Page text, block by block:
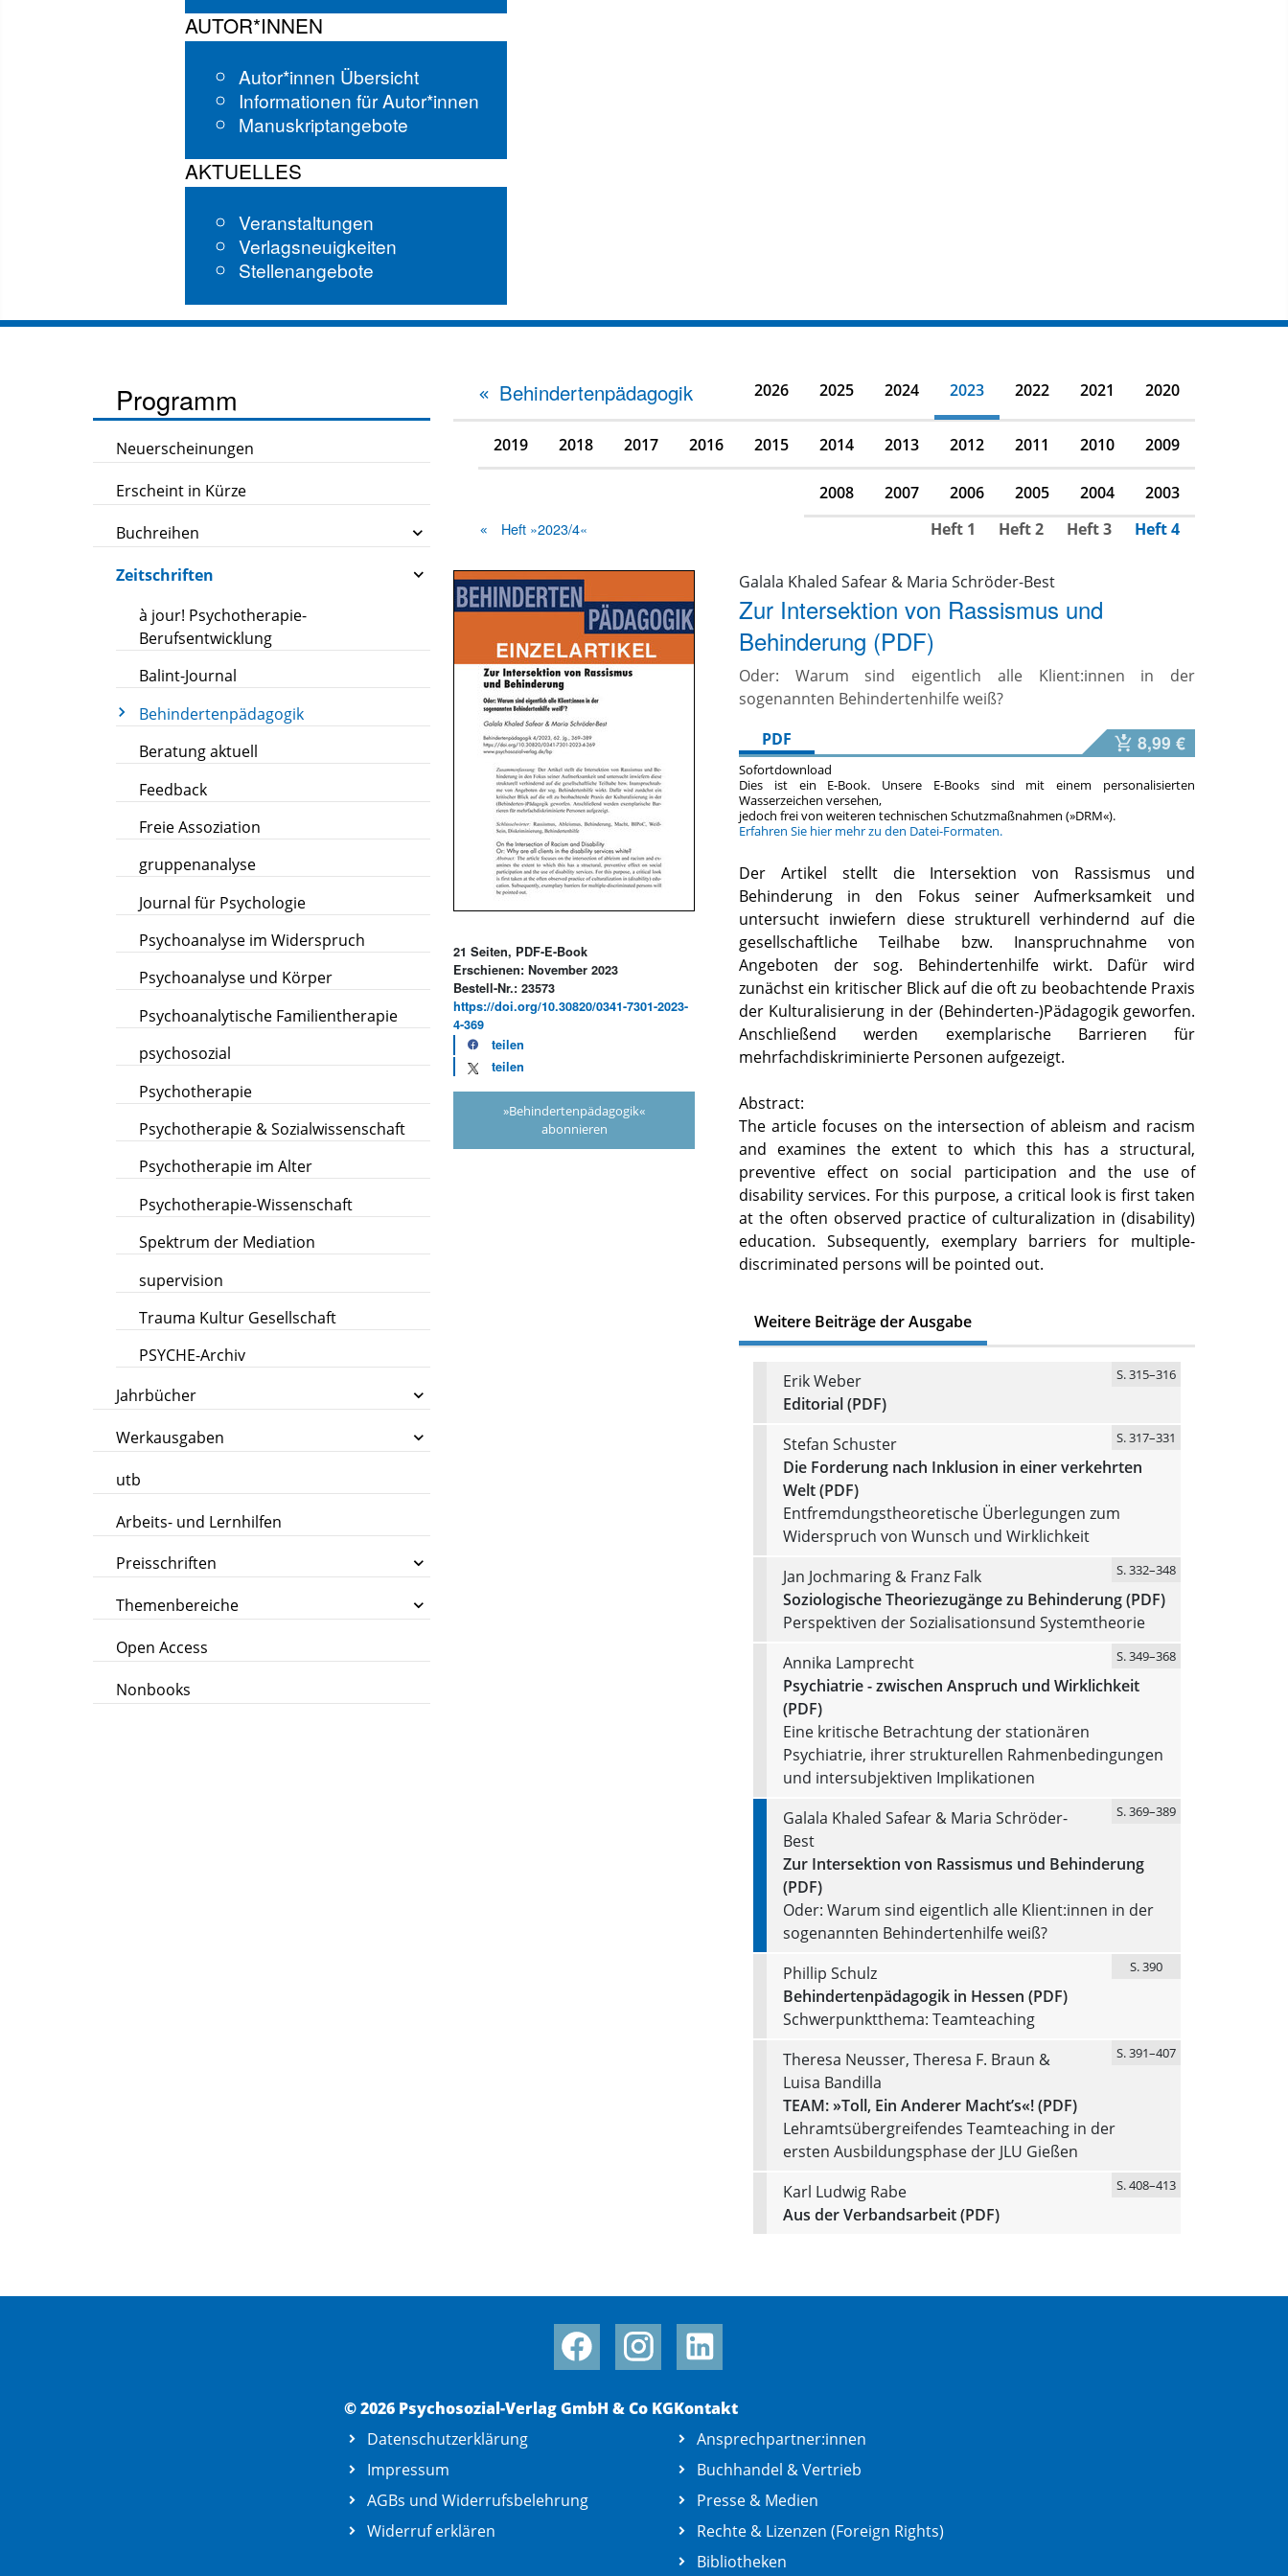
AUTOR*INNEN
Autor*innen Übersicht
Informationen für Autor*innen
Manuskriptangebote
AKTUELLES
Veranstaltungen
Verlagsneuigkeiten
Stellenangebote
Programm
Neuerscheinungen
Erscheint in Kürze
Buchreihen
Zeitschriften
à jour! Psychotherapie-
Berufsentwicklung
Balint-Journal
Behindertenpädagogik
Beratung aktuell
Feedback
Freie Assoziation
gruppenanalyse
Journal für Psychologie
Psychoanalyse im Widerspruch
Psychoanalyse und Körper
Psychoanalytische Familientherapie
psychosozial
Psychotherapie
Psychotherapie & Sozialwissenschaft
Psychotherapie im Alter
Psychotherapie-Wissenschaft
Spektrum der Mediation
supervision
Trauma Kultur Gesellschaft
PSYCHE-Archiv
Jahrbücher
Werkausgaben
utb
Arbeits- und Lernhilfen
Preisschriften
Themenbereiche
Open Access
Nonbooks
Behindertenpädagogik 2026 2025 2024 2023 2022 2021 2020
2019 2018 2017 2016 2015 2014 2013 2012 2011 2010 2009
2008 2007 2006 2005 2004 2003
Heft »2023/4« Heft 1 Heft 2 Heft 3 Heft 4
21 Seiten, PDF-E-Book
Erschienen: November 2023
Bestell-Nr.: 23573
https://doi.org/10.30820/0341-7301-2023-
4-369
teilen
teilen
»Behindertenpädagogik«
abonnieren
Galala Khaled Safear & Maria Schröder-Best
Zur Intersektion von Rassismus und
Behinderung (PDF)
Oder: Warum sind eigentlich alle Klient:innen in der
sogenannten Behindertenhilfe weiß?
PDF
8,99 €
Sofortdownload
Dies ist ein E-Book. Unsere E-Books sind mit einem personalisierten
Wasserzeichen versehen,
jedoch frei von weiteren technischen Schutzmaßnahmen (»DRM«).
Erfahren Sie hier mehr zu den Datei-Formaten.
Der Artikel stellt die Intersektion von Rassismus und
Behinderung in den Fokus seiner Aufmerksamkeit und
untersucht inwiefern diese strukturell verhindernd auf die
gesellschaftliche Teilhabe bzw. Inanspruchnahme von
Angeboten der sog. Behindertenhilfe wirkt. Dafür wird
zunächst ein kritischer Blick auf die oft zu beobachtende Praxis
der Kulturalisierung in der (Behinderten-)Pädagogik geworfen.
Anschließend werden exemplarische Barrieren für
mehrfachdiskriminierte Personen aufgezeigt.
Abstract:
The article focuses on the intersection of ableism and racism
and examines the extent to which this has a structural,
preventive effect on social participation and the use of
disability services. For this purpose, a critical look is first taken
at the often observed practice of culturalization in (disability)
education. Subsequently, exemplary barriers for multiple-
discriminated persons will be pointed out.
Weitere Beiträge der Ausgabe
Erik Weber S. 315–316
Editorial (PDF)
Stefan Schuster
S. 317–331
Die Forderung nach Inklusion in einer verkehrten
Welt (PDF)
Entfremdungstheoretische Überlegungen zum
Widerspruch von Wunsch und Wirklichkeit
Jan Jochmaring & Franz Falk
S. 332–348
Soziologische Theoriezugänge zu Behinderung (PDF)
Perspektiven der Sozialisationsund Systemtheorie
Annika Lamprecht
S. 349–368
Psychiatrie - zwischen Anspruch und Wirklichkeit
(PDF)
Eine kritische Betrachtung der stationären
Psychiatrie, ihrer strukturellen Rahmenbedingungen
und intersubjektiven Implikationen
Galala Khaled Safear & Maria Schröder-
Best
S. 369–389
Zur Intersektion von Rassismus und Behinderung
(PDF)
Oder: Warum sind eigentlich alle Klient:innen in der
sogenannten Behindertenhilfe weiß?
Phillip Schulz
S. 390
Behindertenpädagogik in Hessen (PDF)
Schwerpunktthema: Teamteaching
Theresa Neusser, Theresa F. Braun &
Luisa Bandilla
S. 391–407
TEAM: »Toll, Ein Anderer Macht’s«! (PDF)
Lehramtsübergreifendes Teamteaching in der
ersten Ausbildungsphase der JLU Gießen
Karl Ludwig Rabe
S. 408–413
Aus der Verbandsarbeit (PDF)
© 2026 Psychosozial-Verlag GmbH & Co KG
Datenschutzerklärung
Impressum
AGBs und Widerrufsbelehrung
Widerruf erklären
Kontakt
Ansprechpartner:innen
Buchhandel & Vertrieb
Presse & Medien
Rechte & Lizenzen (Foreign Rights)
Bibliotheken